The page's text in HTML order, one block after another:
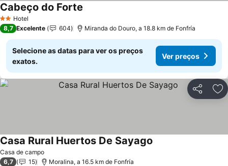
2 Estrelas
Hotel
Cabeço do Forte
8,7 Excelente 604 Miranda do Douro, a 18.8 km de Fonfría
Selecione as datas para ver os preços
exatos.
Ver preços
Partilhar
Casa de campo
Casa Rural Huertos De Sayago
6,7 15 Moralina, a 16.5 km de Fonfría